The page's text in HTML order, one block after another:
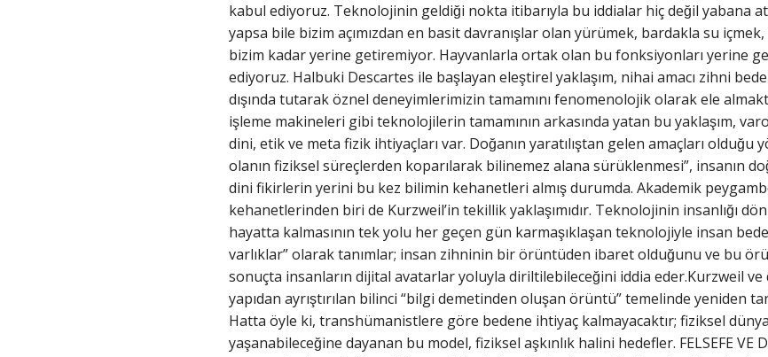
kabul ediyoruz. Teknolojinin geldiği nokta itibarıyla bu iddialar hiç değil yabana
yapsa bile bizim açımızdan en basit davranışlar olan yürümek, bardakla su
bizim kadar yerine getiremiyor. Hayvanlarla ortak olan bu fonksiyonları yerine
ediyoruz. Halbuki Descartes ile başlayan eleştirel yaklaşım, nihai amacı zihni
dışında tutarak öznel deneyimlerimizin tamamını fenomenolojik olarak ele
işleme makineleri gibi teknolojilerin tamamının arkasında yatan bu yaklaşım,
dini, etik ve meta fizik ihtiyaçları var. Doğanın yaratılıştan gelen amaçları
olanın fiziksel süreçlerden koparılarak bilinemez alana sürüklenmesi”, insanın
dini fikirlerin yerini bu kez bilimin kehanetleri almış durumda. Akademik
kehanetlerinden biri de Kurzweil’in tekillik yaklaşımıdır. Teknolojinin insanlığı
hayatta kalmasının tek yolu her geçen gün karmaşıklaşan teknolojiyle insan
varlıklar” olarak tanımlar; insan zihninin bir örüntüden ibaret olduğunu ve bu
sonuçta insanların dijital avatarlar yoluyla diriltilebileceğini iddia eder.Kurzweil
yapıdan ayrıştırılan bilinci “bilgi demetinden oluşan örüntü” temelinde yeniden
Hatta öyle ki, transhümanistlere göre bedene ihtiyaç kalmayacaktır; fiziksel
yaşanabileceğine dayanan bu model, fiziksel aşkınlık halini hedefler. FELSEFE VE